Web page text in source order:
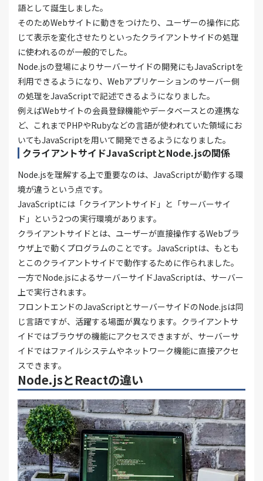
語として誕生しました。
そのためWebサイトに動きをつけたり、ユーザーの操作に応
じて表示を変化させたりといったクライアントサイドの処理
に使われるのが一般的でした。
Node.jsの登場によりサーバーサイドの開発にもJavaScriptを
利用できるようになり、Webアプリケーションのサーバー側
の処理をJavaScriptで記述できるようになりました。
例えばWebサイトの会員登録機能やデータベースとの連携な
ど、これまでPHPやRubyなどの言語が使われていた領域にお
いてもJavaScriptを用いて開発できるようになりました。
クライアントサイドJavaScriptとNode.jsの関係
Node.jsを理解する上で重要なのは、JavaScriptが動作する環
境が違うという点です。
JavaScriptには「クライアントサイド」と「サーバーサイ
ド」という2つの実行環境があります。
クライアントサイドとは、ユーザーが直接操作するWebブラ
ウザ上で動くプログラムのことです。JavaScriptは、もとも
とこのクライアントサイドで動作するために作られました。
一方でNode.jsによるサーバーサイドJavaScriptは、サーバー
上で実行されます。
フロントエンドのJavaScriptとサーバーサイドのNode.jsは同
じ言語ですが、活躍する場面が異なります。クライアントサ
イドではブラウザの機能にアクセスできますが、サーバーサ
イドではファイルシステムやネットワーク機能に直接アクセ
スできます。
Node.jsとReactの違い